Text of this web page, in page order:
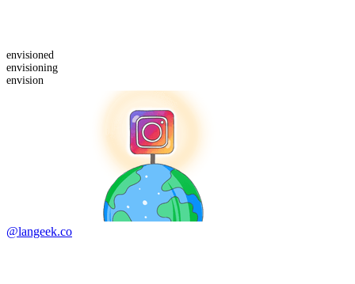
envisioned
envisioning
envision
@langeek.co